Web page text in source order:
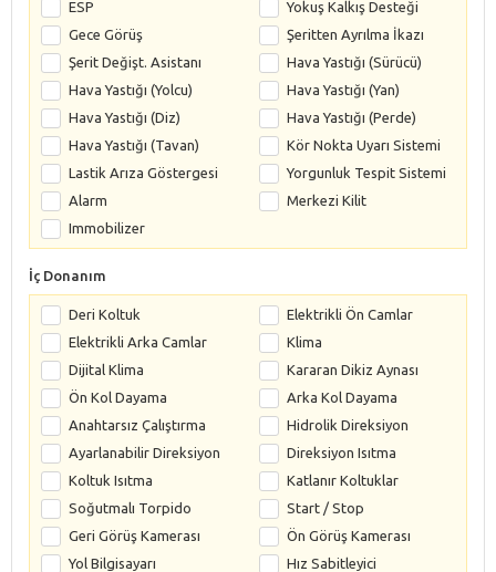
ESP
Yokuş Kalkış Desteği
Gece Görüş
Şeritten Ayrılma İkazı
Şerit Değişt. Asistanı
Hava Yastığı (Sürücü)
Hava Yastığı (Yolcu)
Hava Yastığı (Yan)
Hava Yastığı (Diz)
Hava Yastığı (Perde)
Hava Yastığı (Tavan)
Kör Nokta Uyarı Sistemi
Lastik Arıza Göstergesi
Yorgunluk Tespit Sistemi
Alarm
Merkezi Kilit
Immobilizer
İç Donanım
Deri Koltuk
Elektrikli Ön Camlar
Elektrikli Arka Camlar
Klima
Dijital Klima
Kararan Dikiz Aynası
Ön Kol Dayama
Arka Kol Dayama
Anahtarsız Çalıştırma
Hidrolik Direksiyon
Ayarlanabilir Direksiyon
Direksiyon Isıtma
Koltuk Isıtma
Katlanır Koltuklar
Soğutmalı Torpido
Start / Stop
Geri Görüş Kamerası
Ön Görüş Kamerası
Yol Bilgisayarı
Hız Sabitleyici